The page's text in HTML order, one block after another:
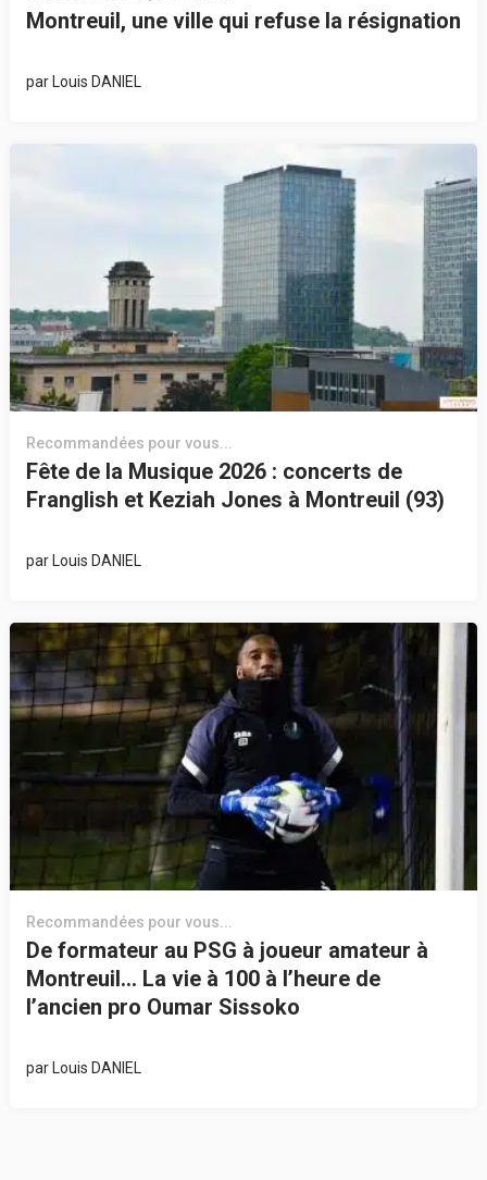
Montreuil, une ville qui refuse la résignation
par Louis DANIEL
Recommandées pour vous...
Fête de la Musique 2026 : concerts de
Franglish et Keziah Jones à Montreuil (93)
par Louis DANIEL
Recommandées pour vous...
De formateur au PSG à joueur amateur à
Montreuil… La vie à 100 à l’heure de
l’ancien pro Oumar Sissoko
parLouis DANIEL